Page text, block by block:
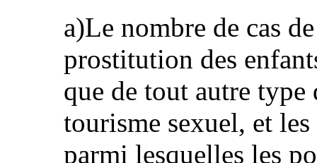
a)Le nombre de cas
prostitution des
que de tout autre
tourisme sexuel, et
parmi lesquelles les